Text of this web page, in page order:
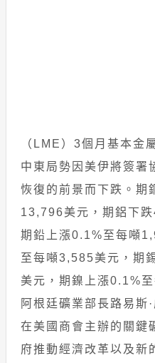
（LME）3個月基本金
中東局勢因美伊將簽署
恢復的前景而下跌。期
13,796美元，期鋁下
期鉛上漲0.1%至每噸
至每噸3,585美元，期
美元，期鎳上漲0.1%
阿根廷礦業部長路易斯
在美國商會主辦的關鍵
府推動經濟改革以及新